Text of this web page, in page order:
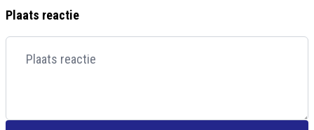
Plaats reactie